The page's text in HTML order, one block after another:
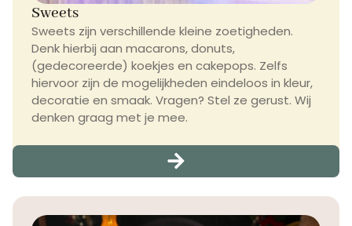
Sweets
Sweets zijn verschillende kleine zoetigheden.
Denk hierbij aan macarons, donuts,
(gedecoreerde) koekjes en cakepops. Zelfs
hiervoor zijn de mogelijkheden eindeloos in kleur,
decoratie en smaak. Vragen? Stel ze gerust. Wij
denken graag met je mee.